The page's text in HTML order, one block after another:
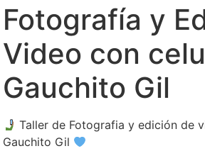
Fotografía y
Video con
Gauchito Gil
Taller de Fotografia y edición de
Gauchito Gil